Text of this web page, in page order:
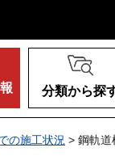
分類から探
の施工状況 > 鋼軌道